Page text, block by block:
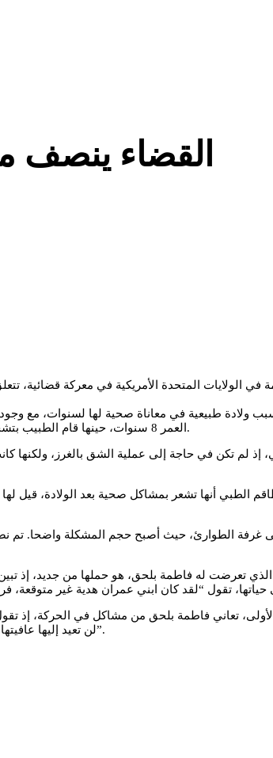
القضاء ينصف مغربية،
في الولايات المتحدة الأمريكية في معركة
العمر 8 سنوات، حينها قام الطبيب بتشخيص نوع العملية التي تحتاجها، وقرر توليدها طبيعيا، مع ضرورة شق الفرج، أي الولادة بالغرز، وهي العملية التي لم تسر كما يجب.
الطبي أنها تشعر بمشاكل صحية بعد الولادة،
غرفة الطوارئ، حيث أصبح حجم المشكلة واضحا. تم
تعرضت له فاطمة بلحق، هو حملها من جديد، إذ تبين
الأولى، تعاني فاطمة بلحق من مشاكل في
لن تعيد إليها عافيتها المفقودة، وأن الأهم، أن تعاد لها كرامتها، وأن يختفي الظلم الذي لحقها، وأن انتصارها الأكبر، يتجسد في إيصال صوتها إلى القضاء”.